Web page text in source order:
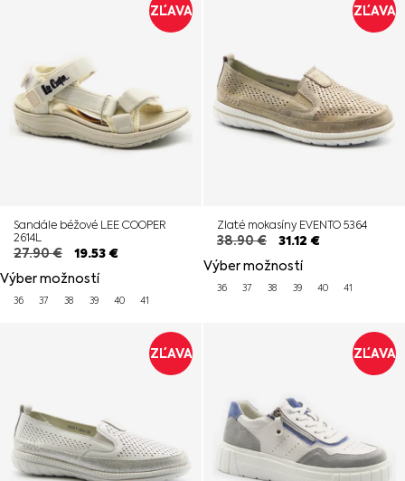
ZĽAVA
Sandále béžové LEE COOPER
2614L
27.90€ 19.53€
Výber možností
36 37 38 39 40 41
ZĽAVA
Zlaté mokasíny EVENTO 5364
38.90€ 31.12 €
Výber možností
36 37 38 39 40 41
ZĽAVA ZĽAVA